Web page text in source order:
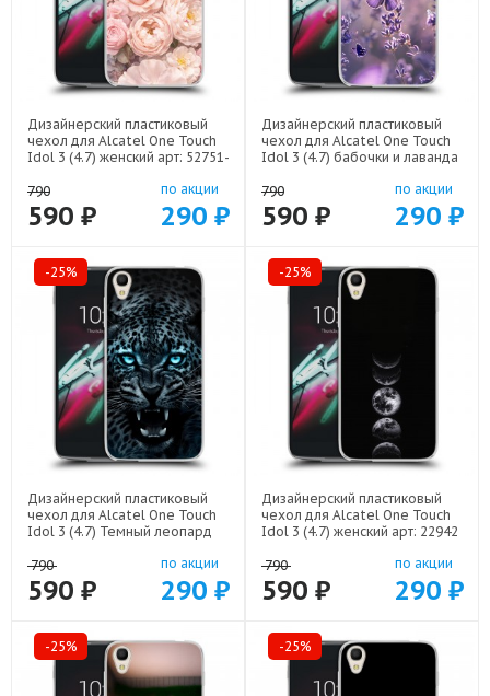
Дизайнерский пластиковый
чехол для Alcatel One Touch
Idol 3 (4.7) женский арт: 52751-
790
590 ₽
по акции
290 ₽
Дизайнерский пластиковый
чехол для Alcatel One Touch
Idol 3 (4.7) бабочки и лаванда
790
590 ₽
по акции
290 ₽
-25%
Дизайнерский пластиковый
чехол для Alcatel One Touch
Idol 3 (4.7) Темный леопард
790
590 ₽
по акции
290 ₽
-25%
Дизайнерский пластиковый
чехол для Alcatel One Touch
Idol 3 (4.7) женский арт: 22942
790
590 ₽
по акции
290 ₽
-25% -25%